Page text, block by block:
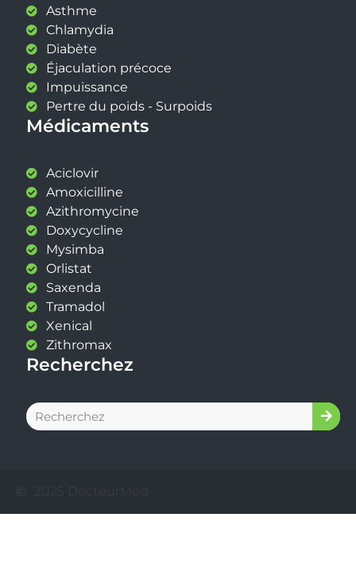
Asthme
Chlamydia
Diabète
Éjaculation précoce
Impuissance
Pertre du poids - Surpoids
Médicaments
Aciclovir
Amoxicilline
Azithromycine
Doxycycline
Mysimba
Orlistat
Saxenda
Tramadol
Xenical
Zithromax
Recherchez